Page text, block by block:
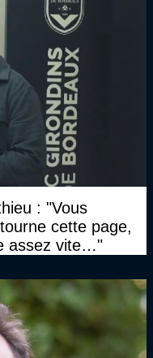
: "Vous
cette page,
assez vite…"